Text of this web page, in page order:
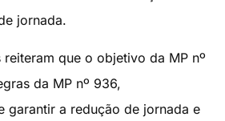
jornada.
reiteram que o objetivo da MP nº
da MP nº 936,
garantir a redução de jornada e